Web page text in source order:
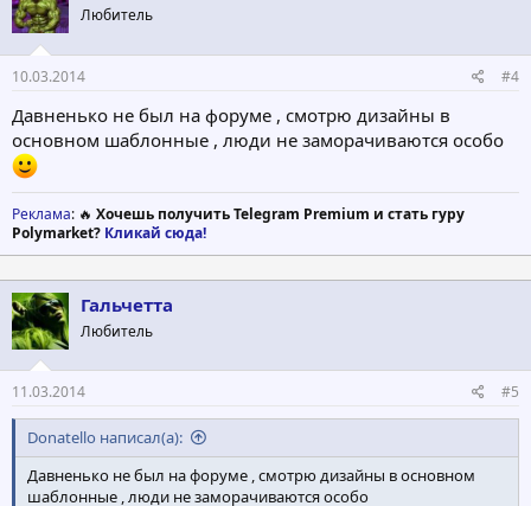
Любитель
10.03.2014 #4
Давненько не был на форуме , смотрю дизайны в
основном шаблонные , люди не заморачиваются особо
Реклама: 🔥 Хочешь получить Telegram Premium и стать гуру
Polymarket? Кликай сюда!
Гальчетта
Любитель
11.03.2014 #5
Donatello написал(а):
Давненько не был на форуме , смотрю дизайны в основном
шаблонные , люди не заморачиваются особо